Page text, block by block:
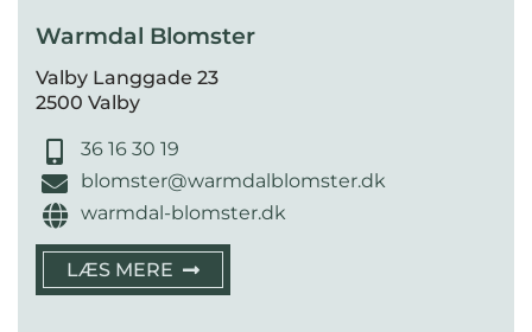
Warmdal Blomster
Valby Langgade 23
2500 Valby
36 16 30 19
blomster@warmdalblomster.dk
warmdal-blomster.dk
LÆS MERE